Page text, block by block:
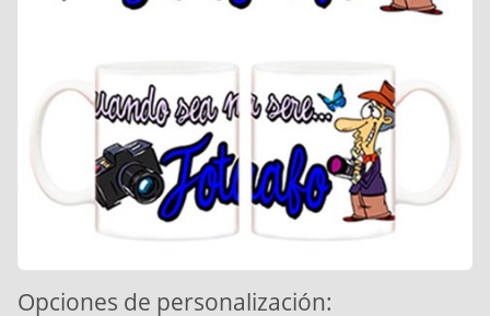
Opciones de personalización: